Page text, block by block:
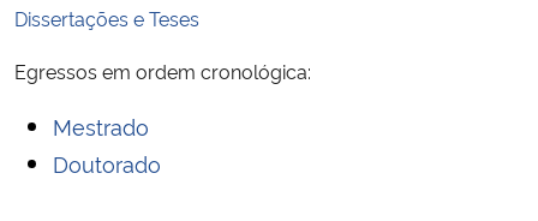
Ministério da Agricultura, Pecuária e Abastecimento
Ministério da Cidadania
Dissertações e Teses
Egressos em ordem cronológica:
Mestrado
Doutorado